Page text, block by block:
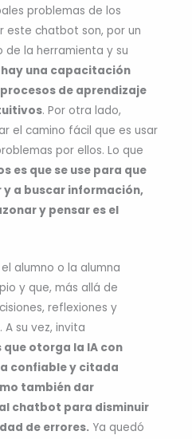
problemas de los
este chatbot son, por un
de la herramienta y su
hay una capacitación
de aprendizaje
. Por otra lado,
el camino fácil que es usar
por ellos. Lo que
es que se use para que
a buscar información,
y pensar es el
alumno o la alumna
y que, más allá de
reflexiones y
A su vez, invita
otorga la IA con
confiable y citada
también dar
chatbot para disminuir
de errores. Ya quedó